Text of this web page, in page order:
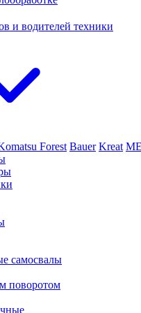
и водителей техники
Forest Bauer Kreat
cамосвалы
поворотом